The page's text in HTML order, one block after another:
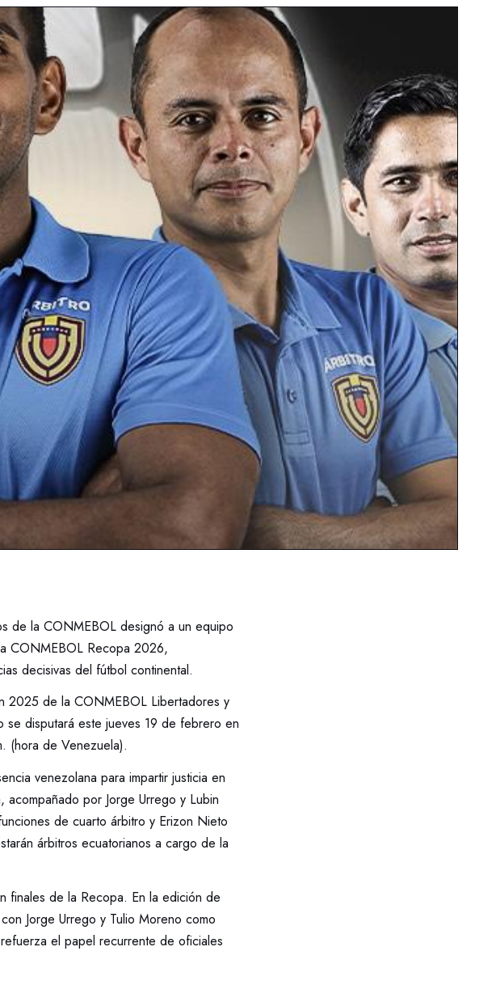
de la CONMEBOL designó a un equipo
CONMEBOL Recopa 2026,
decisivas del fútbol continental.
2025 de la CONMEBOL Libertadores y
se disputará este jueves 19 de febrero en
(hora de Venezuela).
venezolana para impartir justicia en
por Jorge Urrego y Lubin
de cuarto árbitro y Erizon Nieto
árbitros ecuatorianos a cargo de la
finales de la Recopa. En la edición de
Jorge Urrego y Tulio Moreno como
el papel recurrente de oficiales